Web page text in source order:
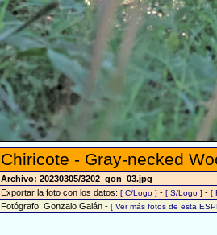
Chiricote - Gray-necked
Archivo: 20230305/3202_gon_03.jpg
Exportar la foto con los datos: [ C/Logo ] - [ S/Logo ] - [
Fotógrafo: Gonzalo Galán - [ Ver más fotos de esta